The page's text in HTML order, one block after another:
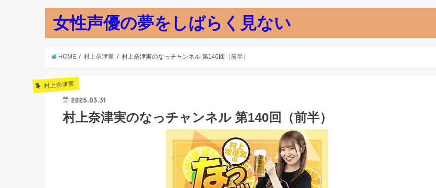
女性声優の夢をしばらく見ない
HOME 村上奈津実 村上奈津実のなっチャンネル 第140回（前半）
村上奈津実
2025.03.31
村上奈津実のなっチャンネル 第140回（前半）